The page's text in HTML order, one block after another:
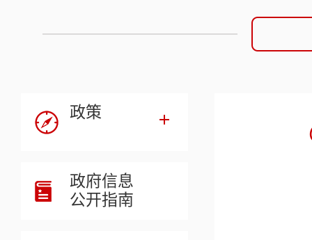
政策
政府信息
公开指南